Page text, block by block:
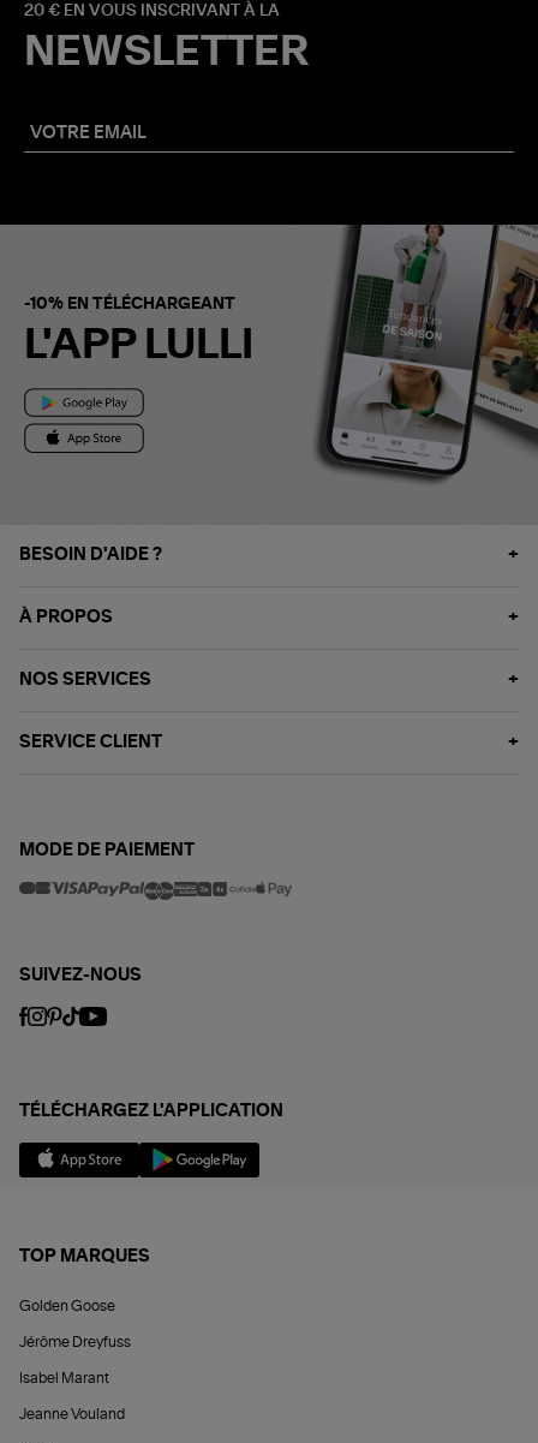
20 € EN VOUS INSCRIVANT À LA
NEWSLETTER
-10% EN TÉLÉCHARGEANT
L'APP LULLI
BESOIN D'AIDE ?
À PROPOS
NOS SERVICES
SERVICE CLIENT
MODE DE PAIEMENT
SUIVEZ-NOUS
TÉLÉCHARGEZ L'APPLICATION
TOP MARQUES
Golden Goose
Jérôme Dreyfuss
Isabel Marant
Jeanne Vouland